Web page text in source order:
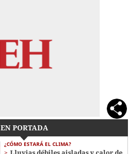
EN PORTADA
¿CÓMO ESTARÁ EL CLIMA?